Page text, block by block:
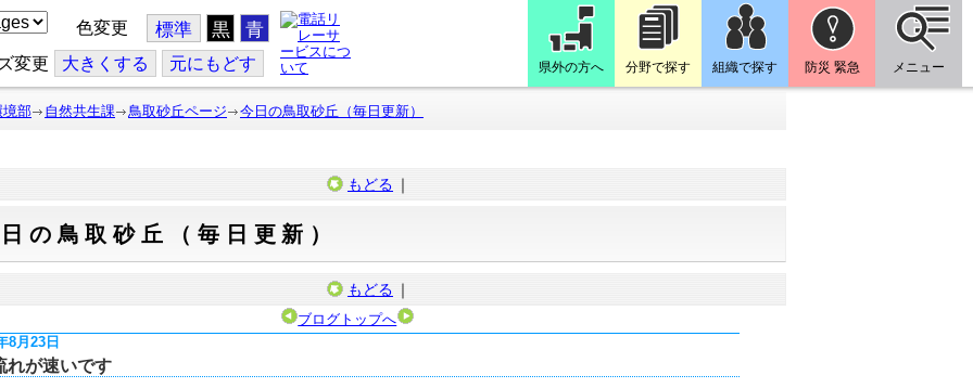
色変更 標準 黒 青
変更 大きくする 元にもどす 県外の方へ 分野で探す 組織で探す 防災 緊急 メニュー
境部 自然共生課 鳥取砂丘ページ 今日の鳥取砂丘（毎日更新）
もどる ｜
の鳥取砂丘（毎日更新）
もどる ｜
ブログトップへ
8月23日
れが速いです